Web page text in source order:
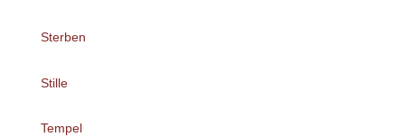
Sterben
Stille
Tempel